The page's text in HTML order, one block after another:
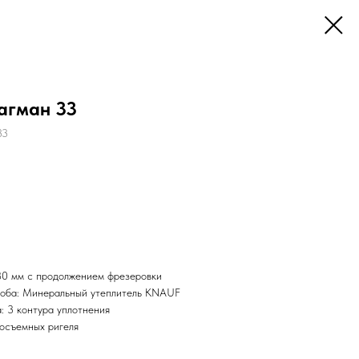
33
мм с продолжением фрезеровки
Минеральный утеплитель KNAUF
3 контура уплотнения
ригеля